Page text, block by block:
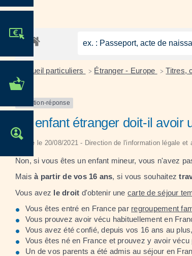
MES DÉMARCHES
OFFRES D'EMPLOI
Accueil particuliers > Étranger - Europe > Titres,
Question-réponse
Un enfant étranger doit-il
Vérifié le 20/08/2021 - Direction de l'information légale
Non, si vous êtes un enfant mineur, vous n'avez
Maisà partir de vos 16 ans, si vous souhaitez
Vous avez le droit d'obtenir une carte de séjour
Vous êtes entré en France par regroupement
Vous prouvez avoir vécu habituellement en
Vous avez été confié, depuis vos 16 ans au
Vous êtes né en France et prouvez y avoir
Un de vos parents a été admis au séjour en